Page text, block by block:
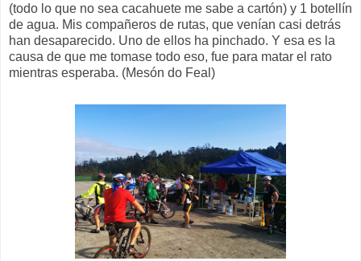
(todo lo que no sea cacahuete me sabe a cartón) y 1 botellín
de agua. Mis compañeros de rutas, que venían casi detrás
han desaparecido. Uno de ellos ha pinchado. Y esa es la
causa de que me tomase todo eso, fue para matar el rato
mientras esperaba. (Mesón do Feal)